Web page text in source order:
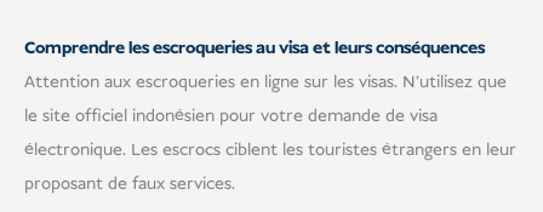
Comprendre les escroqueries au visa et leurs conséquences
Attention aux escroqueries en ligne sur les visas. N'utilisez que
le site officiel indonésien pour votre demande de visa
électronique. Les escrocs ciblent les touristes étrangers en leur
proposant de faux services.